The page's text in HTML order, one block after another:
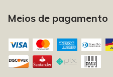
Meios de pagamento